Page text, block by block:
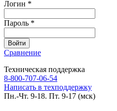
Логин *
Пароль *
Сравнение
Техническая поддержка
8-800-707-06-54
Написать в техподдержку
Пн.-Чт. 9-18. Пт. 9-17 (мск)